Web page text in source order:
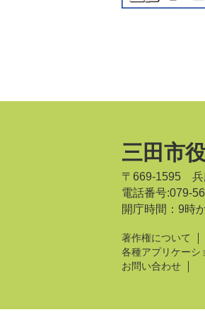
三田市
〒669-1595 兵
電話番号:079-
開庁時間：9時
著作権について
各種アプリケーシ
お問い合わせ